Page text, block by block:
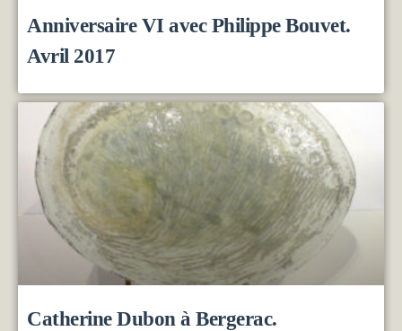
Anniversaire VI avec Philippe Bouvet.
Avril 2017
Catherine Dubon à Bergerac.